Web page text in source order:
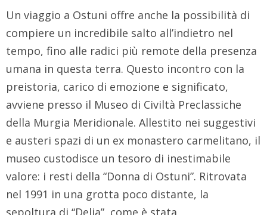
Un viaggio a Ostuni offre anche la possibilità di
compiere un incredibile salto all’indietro nel
tempo, fino alle radici più remote della presenza
umana in questa terra. Questo incontro con la
preistoria, carico di emozione e significato,
avviene presso il Museo di Civiltà Preclassiche
della Murgia Meridionale. Allestito nei suggestivi
e austeri spazi di un ex monastero carmelitano, il
museo custodisce un tesoro di inestimabile
valore: i resti della “Donna di Ostuni”. Ritrovata
nel 1991 in una grotta poco distante, la